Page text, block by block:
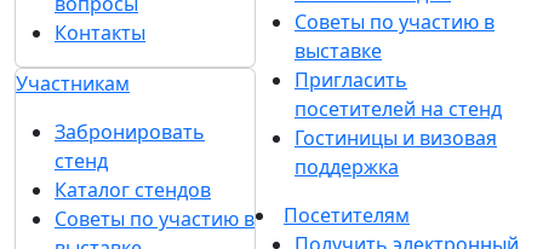
Контакты
Участникам
Забронировать
стенд
Каталог стендов
Советы по участию в
Советы по участию в
выставке
Пригласить
посетителей на стенд
Гостиницы и визовая
поддержка
Посетителям
Получить электронный